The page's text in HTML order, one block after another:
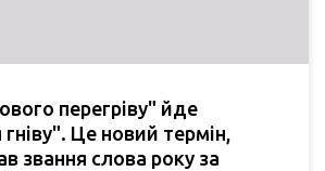
перегріву" йде
Це новий термін,
звання слова року за